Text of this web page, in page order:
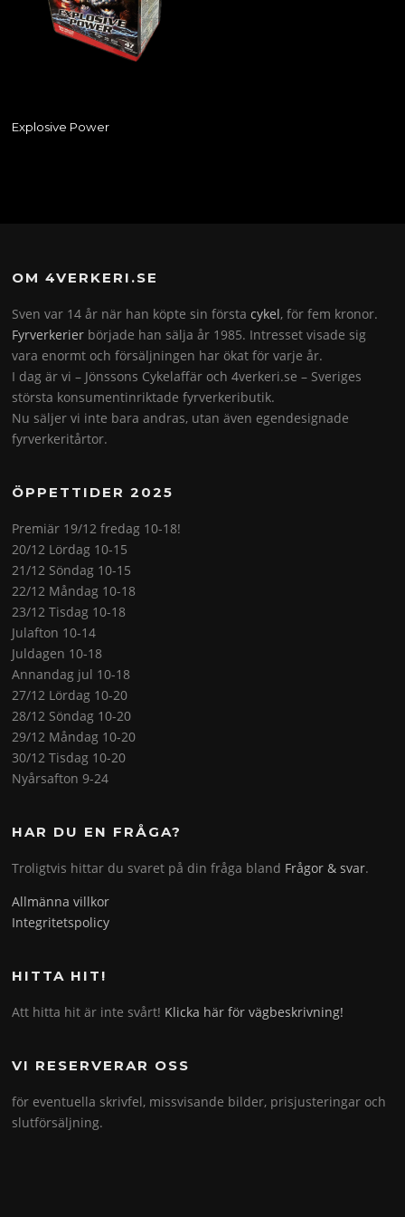
Explosive Power
OM 4VERKERI.SE
Sven var 14 år när han köpte sin förstacykel, för fem kronor.
Fyrverkerier började han sälja år 1985. Intresset visade sig
vara enormt och försäljningen har ökat för varje år.
I dag är vi – Jönssons Cykelaffär och 4verkeri.se – Sveriges
största konsumentinriktade fyrverkeributik.
Nu säljer vi inte bara andras, utan även egendesignade
fyrverkeritårtor.
ÖPPETTIDER 2025
Premiär 19/12 fredag 10-18!
20/12 Lördag 10-15
21/12 Söndag 10-15
22/12 Måndag 10-18
23/12 Tisdag 10-18
Julafton 10-14
Juldagen 10-18
Annandag jul 10-18
27/12 Lördag 10-20
28/12 Söndag 10-20
29/12 Måndag 10-20
30/12 Tisdag 10-20
Nyårsafton 9-24
HAR DU EN FRÅGA?
Troligtvis hittar du svaret på din fråga bland Frågor & svar.
Allmänna villkor
Integritetspolicy
HITTA HIT!
Att hitta hit är inte svårt! Klicka här för vägbeskrivning!
VI RESERVERAR OSS
för eventuella skrivfel, missvisande bilder, prisjusteringar och
slutförsäljning.